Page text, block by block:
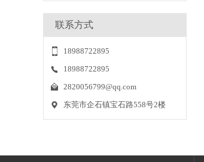
2021-01-15
现代生活的节奏随着社会进步的步伐不断
地加快，忙人跟懒人也
2020-12-25
首先配合周围环境设计仿真植物墙效果
联系方式
18988722895
18988722895
2820056799@qq.com
东莞市企石镇宝石路558号2楼